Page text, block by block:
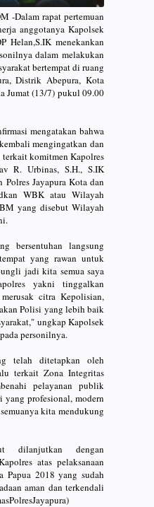
-Dalam rapat pertemuan
anggotanya Kapolsek
Helan,S.IK menekankan
dalam melakukan
bertempat di ruang
Distrik Abepura, Kota
Jumat (13/7) pukul 09.00
mengatakan bahwa
mengingatkan dan
komitmen Kapolres
R. Urbinas, S.H., S.IK
Polres Jayapura Kota dan
WBK atau Wilayah
yang disebut Wilayah
bersentuhan langsung
yang rawan untuk
jadi kita semua saya
yakni tinggalkan
citra Kepolisian,
Polisi yang lebih baik
ungkap Kapolsek
personilnya.
telah ditetapkan oleh
terkait Zona Integritas
pelayanan publik
profesional, modern
kita mendukung
dilanjutkan dengan
atas pelaksanaan
Papua 2018 yang sudah
aman dan terkendali